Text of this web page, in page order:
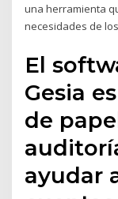
una herramienta
necesidades de
El
Gesia
de
ayudar